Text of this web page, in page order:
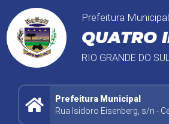
Prefeitura Municipal
QUATRO
RIO GRANDE DO
Prefeitura Municipal
Rua Isidoro Eisenberg, s/n -